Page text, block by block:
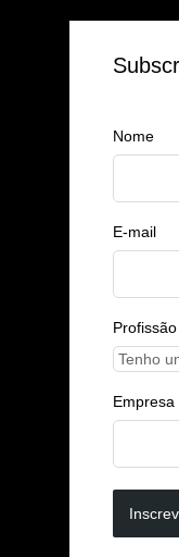
Nome
E-mail
Profissão
Empresa